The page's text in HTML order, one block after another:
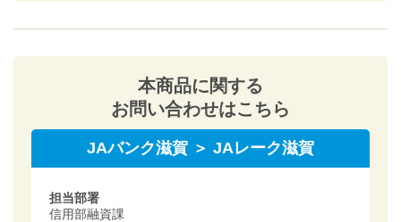
本商品に関する
お問い合わせはこちら
JAバンク滋賀 ＞ JAレーク滋賀
担当部署
信用部融資課